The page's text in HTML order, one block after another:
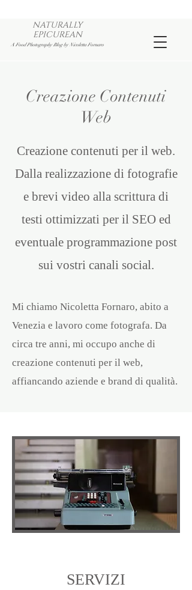
NATURALLY
EPICUREAN
A Food Photography Blog by Nicoletta Fornaro
Creazione Contenuti
Web
Creazione contenuti per il web.
Dalla realizzazione di fotografie
e brevi video alla scrittura di
testi ottimizzati per il SEO ed
eventuale programmazione post
sui vostri canali social.
Mi chiamo Nicoletta Fornaro, abito a
Venezia e lavoro come fotografa. Da
circa tre anni, mi occupo anche di
creazione contenuti per il web,
affiancando aziende e brand di qualità.
SERVIZI